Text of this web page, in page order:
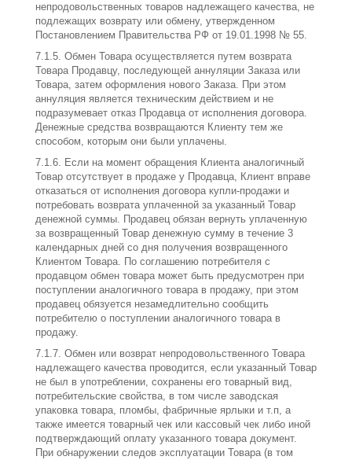
непродовольственных товаров надлежащего качества, не
подлежащих возврату или обмену, утвержденном
Постановлением Правительства РФ от 19.01.1998 № 55.
7.1.5. Обмен Товара осуществляется путем возврата
Товара Продавцу, последующей аннуляции Заказа или
Товара, затем оформления нового Заказа. При этом
аннуляция является техническим действием и не
подразумевает отказ Продавца от исполнения договора.
Денежные средства возвращаются Клиенту тем же
способом, которым они были уплачены.
7.1.6. Если на момент обращения Клиента аналогичный
Товар отсутствует в продаже у Продавца, Клиент вправе
отказаться от исполнения договора купли-продажи и
потребовать возврата уплаченной за указанный Товар
денежной суммы. Продавец обязан вернуть уплаченную
за возвращенный Товар денежную сумму в течение 3
календарных дней со дня получения возвращенного
Клиентом Товара. По соглашению потребителя с
продавцом обмен товара может быть предусмотрен при
поступлении аналогичного товара в продажу, при этом
продавец обязуется незамедлительно сообщить
потребителю о поступлении аналогичного товара в
продажу.
7.1.7. Обмен или возврат непродовольственного Товара
надлежащего качества проводится, если указанный Товар
не был в употреблении, сохранены его товарный вид,
потребительские свойства, в том числе заводская
упаковка товара, пломбы, фабричные ярлыки и т.п, а
также имеется товарный чек или кассовый чек либо иной
подтверждающий оплату указанного товара документ.
При обнаружении следов эксплуатации Товара (в том